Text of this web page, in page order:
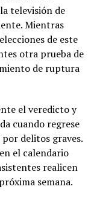
televisión de
Mientras
de este
otra prueba de
de ruptura
el veredicto y
cuando regrese
delitos graves.
el calendario
realicen
semana.